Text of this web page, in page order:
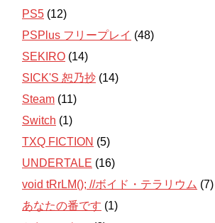
PS5 (12)
PSPlus フリープレイ (48)
SEKIRO (14)
SICK'S 恕乃抄 (14)
Steam (11)
Switch (1)
TXQ FICTION (5)
UNDERTALE (16)
void tRrLM(); //ボイド・テラリウム (7)
あなたの番です (1)